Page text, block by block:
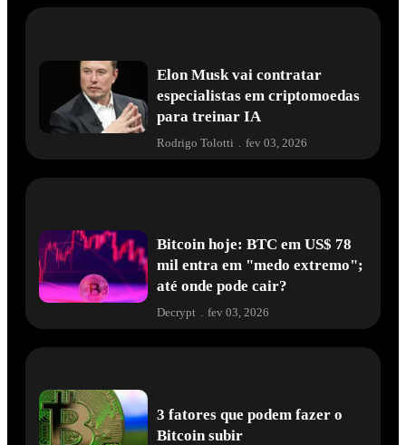
Elon Musk vai contratar
especialistas em criptomoedas
para treinar IA
Rodrigo Tolotti fev 03, 2026
Bitcoin hoje: BTC em US$ 78
mil entra em "medo extremo";
até onde pode cair?
Decrypt . fev 03, 2026
3 fatores que podem fazer o
Bitcoin subir